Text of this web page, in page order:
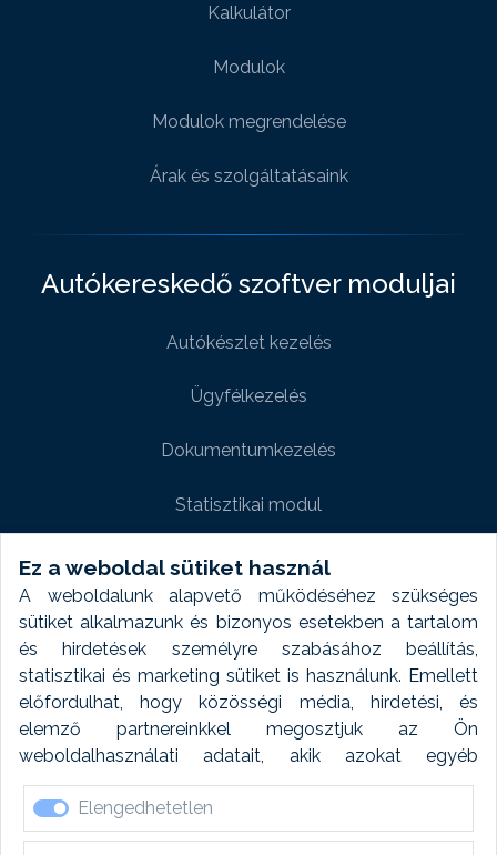
Ez a weboldal sütiket használ
A weboldalunk alapvető működéséhez szükséges
sütiket alkalmazunk és bizonyos esetekben a tartalom
és hirdetések személyre szabásához beállítás,
statisztikai és marketing sütiket is használunk. Emellett
előfordulhat, hogy közösségi média, hirdetési, és
elemző partnereinkkel megosztjuk az Ön
weboldalhasználati adatait, akik azokat egyéb
forrásokból gyűjtött adatokkal kombinálhatják. A sütik
elfogadásával kapcsolatosan naplózást végzünk és
ezen adatokat 6 hónap után automatikusan töröljük. A
Elengedhetetlen
Kalkulátor
Modulok
Modulok megrendelése
Árak és szolgáltatásaink
Autókereskedő szoftver moduljai
Autókészlet kezelés
Ügyfélkezelés
Dokumentumkezelés
Statisztikai modul
Weboldal modul
Fényképtár extra modul
Autómosó modul
Feladatütemezés